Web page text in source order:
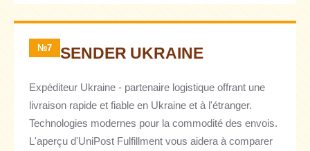
№7 SENDER UKRAINE
Expéditeur Ukraine - partenaire logistique offrant une
livraison rapide et fiable en Ukraine et à l'étranger.
Technologies modernes pour la commodité des envois.
L'aperçu d'UniPost Fulfillment vous aidera à comparer